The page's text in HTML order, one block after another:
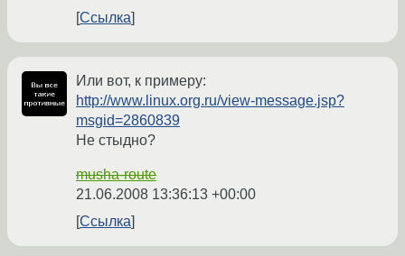
Ссылка
Или вот, к примеру:
http://www.linux.org.ru/view-message.jsp?
msgid=2860839
Не стыдно?
musha-route
21.06.2008 13:36:13 +00:00
Ссылка